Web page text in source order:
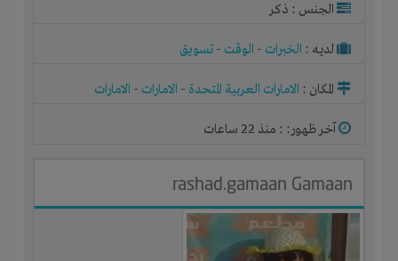
الجنس : ذكر
لديـه : الخبرات - الوقت - تسويق
المكان : الامارات العربية المتحدة - الامارات - الامارات
آخر ظهور: : منذ 22 ساعات
rashad.gamaan Gamaan